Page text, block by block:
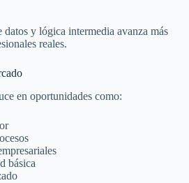
y lógica intermedia avanza más
reales.
en oportunidades como:
básica